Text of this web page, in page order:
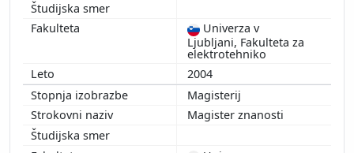
2007
2010
2011
Univerza v
Ljubljani, Fakulteta za
elektrotehniko
2004
Magisterij
Magister znanosti